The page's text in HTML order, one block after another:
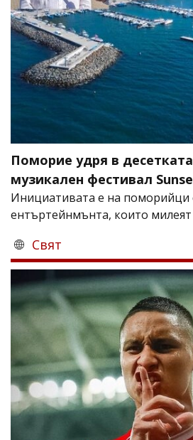
Поморие удря в
музикален фестивал
Инициативата е на поморийци
ентъртейнмънта, които милеят
Свят